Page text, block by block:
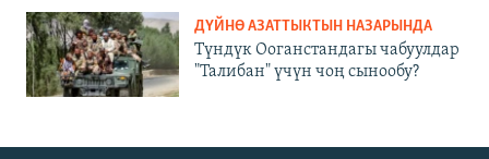
ДҮЙНӨ АЗАТТЫКТЫН НАЗАРЫНДА
Түндүк Ооганстандагы чабуулдар
"Талибан" үчүн чоң сынообу?